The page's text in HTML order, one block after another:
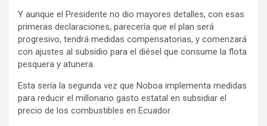
Y aunque el Presidente no dio mayores detalles, con esas
primeras declaraciones, parecería que el plan será
progresivo, tendrá medidas compensatorias, y comenzará
con ajustes al subsidio para el diésel que consume la flota
pesquera y atunera.
Esta sería la segunda vez que Noboa implementa medidas
para reducir el millonario gasto estatal en subsidiar el
precio de los combustibles en Ecuador.